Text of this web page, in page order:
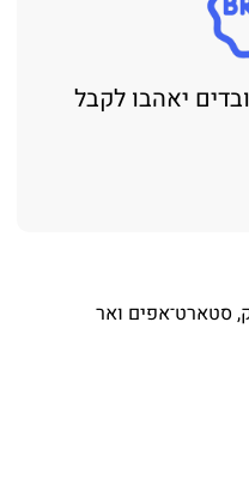
יאהבו לקבל
ואר